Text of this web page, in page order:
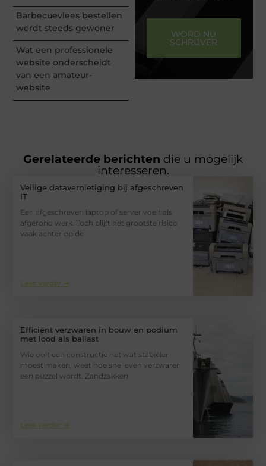
Barbecuevlees bestellen
wordt steeds gewoner
Wat een professionele
website onderscheidt
van een amateur-
website
WORD NU
SCHRIJVER
Gerelateerde berichten die u mogelijk
interesseren.
Veilige datavernietiging bij afgeschreven
IT
Een afgeschreven laptop of server voelt als
afgerond werk. Toch blijft het grootste risico
vaak achter op de
Lees verder ➜
Efficiënt verzwaren in bouw en podium
met lood als ballast
Wie ooit een constructie net wat stabieler
moest maken, weet hoe snel even verzwaren
een puzzel wordt. Zandzakken
Lees verder ➜